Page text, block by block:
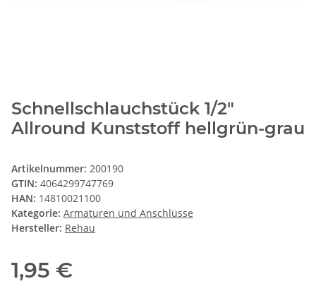
Schnellschlauchstück 1/2"
Allround Kunststoff hellgrün-grau
Artikelnummer: 200190
GTIN: 4064299747769
HAN: 14810021100
Kategorie: Armaturen und Anschlüsse
Hersteller: Rehau
1,95 €